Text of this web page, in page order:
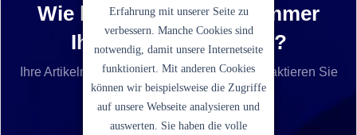
Wie lautet die Artikelnummer
Ihrer Tonerkartusche?
Ihre Artikelnummer ist nicht aufgelistet? Kontaktieren Sie
unseren Service.
Erfahrung mit unserer Seite zu
verbessern. Manche Cookies sind
notwendig, damit unsere Internetseite
funktioniert. Mit anderen Cookies
können wir beispielsweise die Zugriffe
auf unsere Webseite analysieren und
auswerten. Sie haben die volle